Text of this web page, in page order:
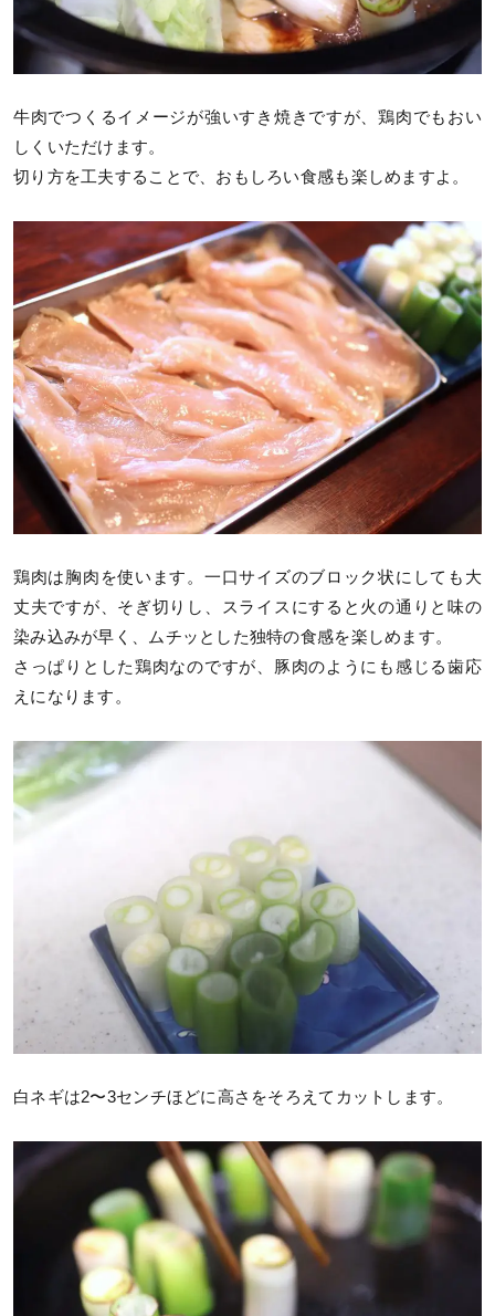
牛肉でつくるイメージが強いすき焼きですが、鶏肉でもおい
しくいただけます。
切り方を工夫することで、おもしろい食感も楽しめますよ。
鶏肉は胸肉を使います。一口サイズのブロック状にしても大
丈夫ですが、そぎ切りし、スライスにすると火の通りと味の
染み込みが早く、ムチッとした独特の食感を楽しめます。
さっぱりとした鶏肉なのですが、豚肉のようにも感じる歯応
えになります。
白ネギは2〜3センチほどに高さをそろえてカットします。